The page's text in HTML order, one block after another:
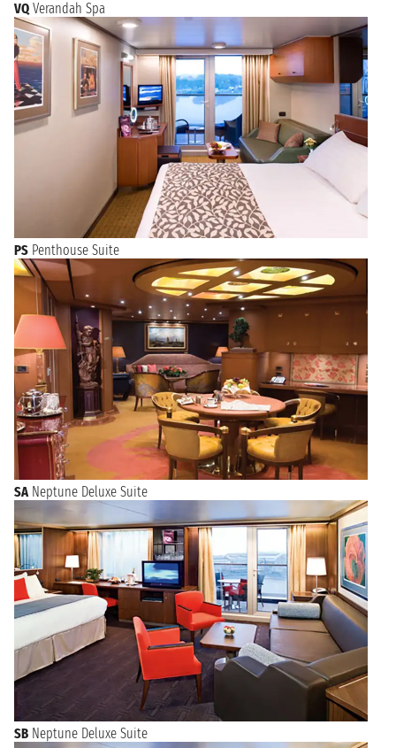
VQ Verandah Spa
PS Penthouse Suite
SA Neptune Deluxe Suite
SB Neptune Deluxe Suite